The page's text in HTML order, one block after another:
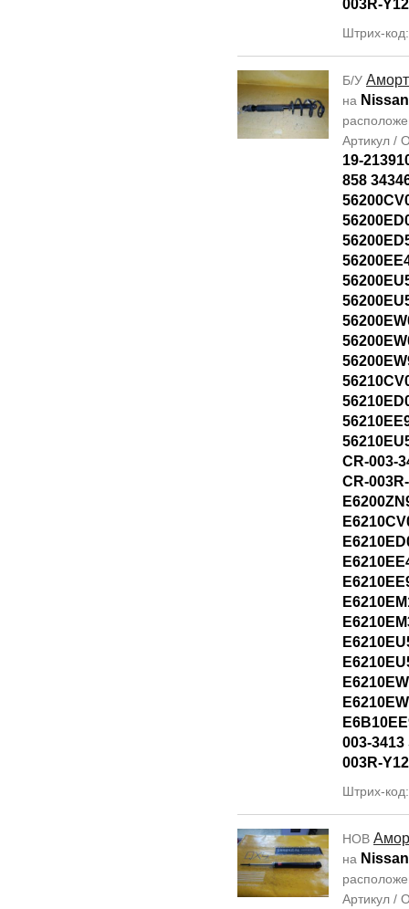
003R-Y12
Штрих-
Б/У
на
Артикул /
19-
858
CR-003-
CR-
003-3413
003R-Y12
Штрих-
НОВ
на
Артикул /